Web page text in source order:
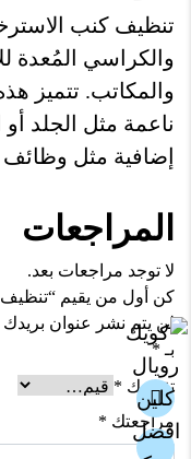
تنظيف كنب
والكراسي المُعدة
والمكاتب. تتميز
ناعمة مثل الجلد
إضافية مثل وظائف
المراجعات
لا توجد مراجعات بعد.
كن أول من يقيم
لن يتم نشر عنوان بريدك
بـ *
تقييمك *
مراجعتك *